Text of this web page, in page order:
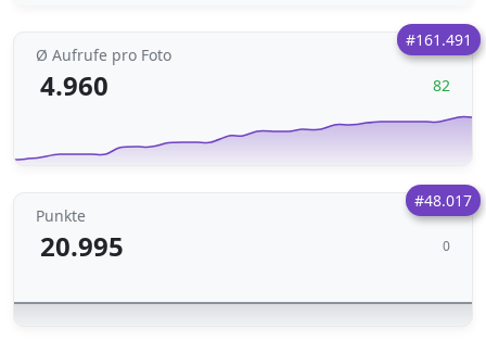
#161.491
Ø Aufrufe pro Foto
4.960 82
#48.017
Punkte
20.995 0